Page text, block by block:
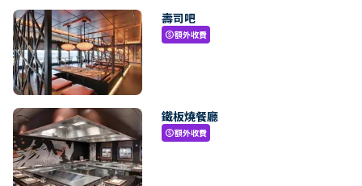
壽司吧
paid額外收費
鐵板燒餐廳
paid額外收費